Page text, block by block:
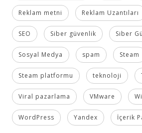
Reklam metni Reklam Uzantıları
SEO Siber güvenlik Siber
Sosyal Medya spam Steam
Steam platformu teknoloji
Viral pazarlama VMware
WordPress Yandex İçerik